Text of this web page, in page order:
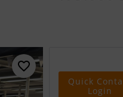
Quick
Login